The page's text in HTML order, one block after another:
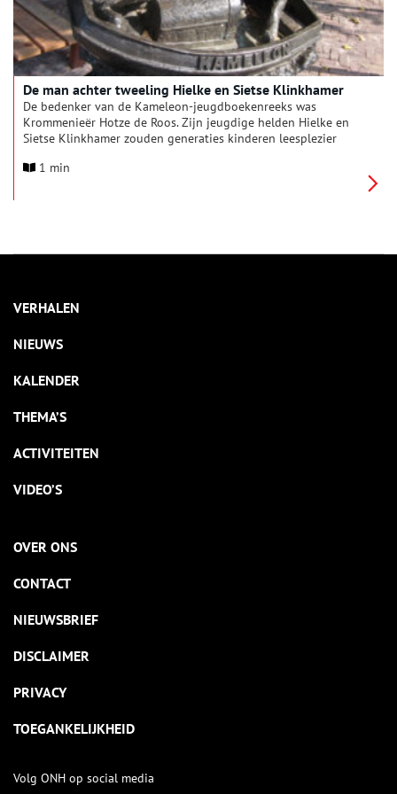
De man achter tweeling Hielke en Sietse Klinkhamer
De bedenker van de Kameleon-jeugdboekenreeks was
Krommenieër Hotze de Roos. Zijn jeugdige helden Hielke en
Sietse Klinkhamer zouden generaties kinderen leesplezier
de schrijver en de fictieve kwajongens herinnert.
1 min
VERHALEN
NIEUWS
KALENDER
THEMA’S
ACTIVITEITEN
VIDEO’S
OVER ONS
CONTACT
NIEUWSBRIEF
DISCLAIMER
PRIVACY
TOEGANKELIJKHEID
Volg ONH op social media